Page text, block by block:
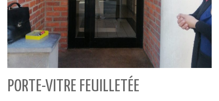
PORTE-VITRE FEUILLETÉE